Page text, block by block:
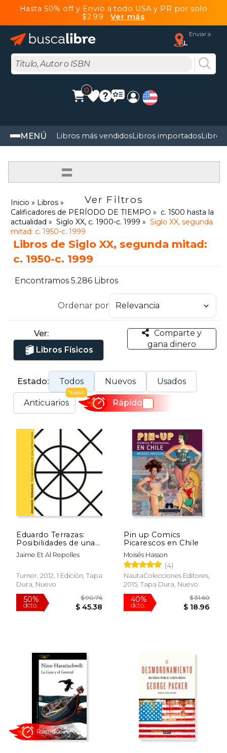
Hasta 50% off y Envío a todo USA y PR por solo
$2.99 Ver más
Enviar a
FL
0
MENÚ Libros más vendidosLibros importadosLibros
=
Ver Filtros
Inicio
Libros
Calificadores de PERÍODO DE TIEMPO
c. 1500 hasta la
actualidad
Siglo XX, c. 1900-c. 1999
Siglo XX, segunda
mitad: c. 1950-c. 1999
Libros de Siglo XX, segunda mitad:
c. 1950-c. 1999
Encontramos 5.286 Libros
Ordenar por
Ver:
Libros Físicos
Comparte y
gana dinero
Estado: Todos Nuevos Usados
Anticuarios
Nuevo
Rápido
Eduardo Terrazas:
Posibilidades de una
Estructura
Jaime Et Al Repolles
Turner, 2012, 1 Edición, Tapa
Dura, Nuevo
50%
dcto.
Pin up Comics
Picarescos en Chile
Moisés Hasson
(4)
NautaColecciones Editores,
2015, Tapa Dura, Nuevo
40%
dcto.